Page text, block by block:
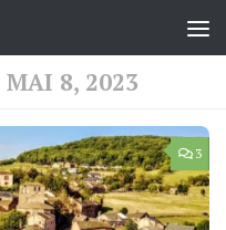
MAI 8, 2023
3